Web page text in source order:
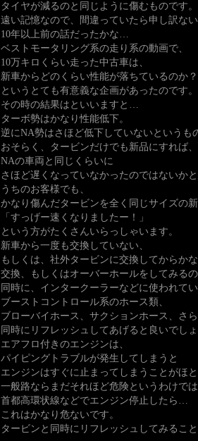
タイヤが減るのと同じように傷むものです。
遠い記憶なので、間違っていたら申し訳ない
10年以上前の話だったかな…
ベストモータリング系の走り系の動画で、
10万キロくらい走った中古車は、
新車からどのくらい性能が落ちているのか？
というとても有意義な企画があったのです。
その時の結果はといいますと…
ターボ勢はかなり性能低下。
逆にNA勢はさほど低下していないというも
おそらく、タービンだけでも新品にすれば、
NAの車両と同じくらいに
さほど遅くなっていなかったのではないかと
うちのお客様でも、
かなり傷んだタービンを全く同じサイズの新
「すっげー速くなりましたー！」
という方がたくさんいらっしゃいます。
新車から一度も交換していない、
もしくは、社外タービンに交換してからか
交換、もしくはオーバーホールをしてみる
同時に、インタークーラーなどに使われてい
ブーストコントロール系のホース類、
ブローバイホース、サクションホース、さ
同時にリフレッシュしてあげると良いでしょ
エアフロ付きのエンジンは、
パイピングトラブルが発生してしまうと
エンジンはすぐに止まってしまうことがほと
一般路ならまだそれほど危険というわけでは
首都高環状線などでエンジン停止したら…
これはかなり危ないです。
タービンと同時にリフレッシュしてみるこ